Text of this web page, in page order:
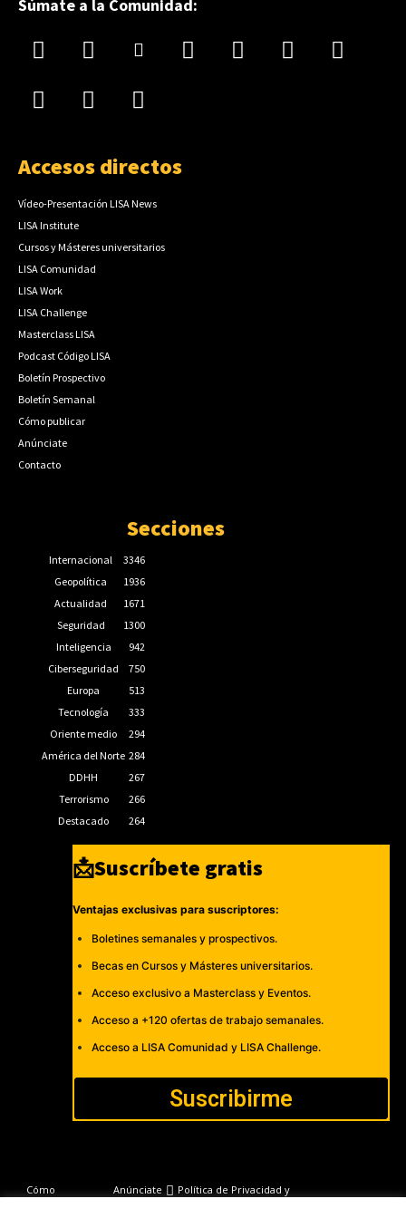
Súmate a la Comunidad:
Accesos directos
Vídeo-Presentación LISA News
LISA Institute
Cursos y Másteres universitarios
LISA Comunidad
LISA Work
LISA Challenge
Masterclass LISA
Podcast Código LISA
Boletín Prospectivo
Boletín Semanal
Cómo publicar
Anúnciate
Contacto
Secciones
Internacional
3346
Geopolítica
1936
Actualidad
1671
Seguridad
1300
Inteligencia
942
Ciberseguridad
750
Europa
513
Tecnología
333
Oriente medio
294
América del Norte 284
DDHH
267
Terrorismo
266
Destacado
264
📩Suscríbete gratis
Ventajas exclusivas para suscriptores:
Boletines semanales y prospectivos.
Becas en Cursos y Másteres universitarios.
Acceso exclusivo a Masterclass y Eventos.
Acceso a +120 ofertas de trabajo semanales.
Acceso a LISA Comunidad y LISA Challenge.
Suscribirme
Cómo Anúnciate Política de Privacidad y